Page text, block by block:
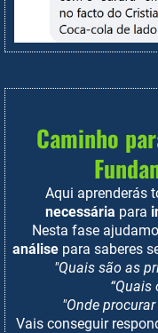
Caminho
Aqui aprenderás
necessária para
Nesta fase
análisepara saberes
"Quais são as
“Quais
"Onde
Vais conseguir